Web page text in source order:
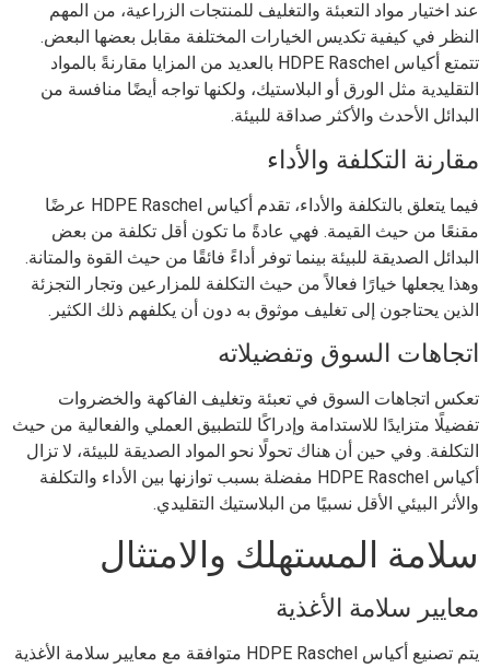
عند اختيار مواد التعبئة والتغليف للمنتجات الزراعية، من المهم
النظر في كيفية تكديس الخيارات المختلفة مقابل بعضها البعض.
تتمتع أكياس HDPE Raschel بالعديد من المزايا مقارنةً بالمواد
التقليدية مثل الورق أو البلاستيك، ولكنها تواجه أيضًا منافسة من
البدائل الأحدث والأكثر صداقة للبيئة.
مقارنة التكلفة والأداء
فيما يتعلق بالتكلفة والأداء، تقدم أكياس HDPE Raschel عرضًا
مقنعًا من حيث القيمة. فهي عادةً ما تكون أقل تكلفة من بعض
البدائل الصديقة للبيئة بينما توفر أداءً فائقًا من حيث القوة والمتانة.
وهذا يجعلها خيارًا فعالاً من حيث التكلفة للمزارعين وتجار التجزئة
الذين يحتاجون إلى تغليف موثوق به دون أن يكلفهم ذلك الكثير.
اتجاهات السوق وتفضيلاته
تعكس اتجاهات السوق في تعبئة وتغليف الفاكهة والخضروات
تفضيلًا متزايدًا للاستدامة وإدراكًا للتطبيق العملي والفعالية من حيث
التكلفة. وفي حين أن هناك تحولًا نحو المواد الصديقة للبيئة، لا تزال
أكياس HDPE Raschel مفضلة بسبب توازنها بين الأداء والتكلفة
والأثر البيئي الأقل نسبيًا من البلاستيك التقليدي.
سلامة المستهلك والامتثال
معايير سلامة الأغذية
يتم تصنيع أكياس HDPE Raschel متوافقة مع معايير سلامة الأغذية